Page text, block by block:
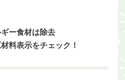
ー食材は除去
料表示をチェック！